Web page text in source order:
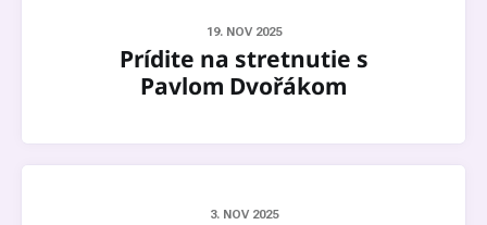
19. NOV 2025
Prídite na stretnutie s
Pavlom Dvořákom
3. NOV 2025